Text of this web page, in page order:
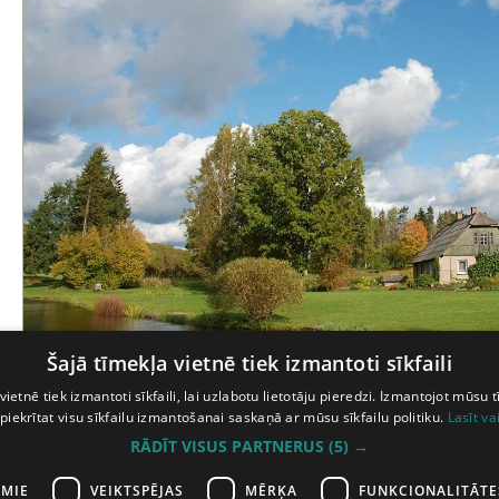
Izmantotā literatūra:
A. Rudītis// Skolas Jaunpiebalgā un Rankā 1694.-1935.:
Šajā tīmekļa vietnē tiek izmantoti sīkfaili
tiek izmantoti sīkfaili, lai uzlabotu lietotāju pieredzi. Izmantojot mūsu
visu sīkfailu izmantošanai saskaņā ar mūsu sīkfailu politiku. Lasīt
RĀDĪT VISUS PARTNERUS (5) →
VEIKTSPĒJAS MĒRĶA